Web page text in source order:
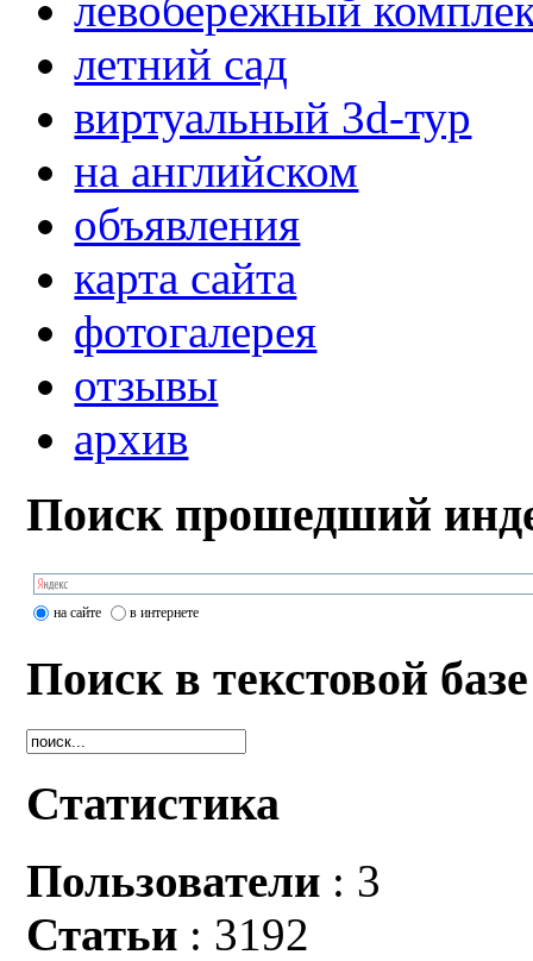
летний сад
виртуальный 3d-тур
на английском
объявления
карта сайта
фотогалерея
отзывы
архив
Поиск прошедший
на сайте в интернете
Поиск в текстовой базе
Статистика
Пользователи : 3
Статьи : 3192